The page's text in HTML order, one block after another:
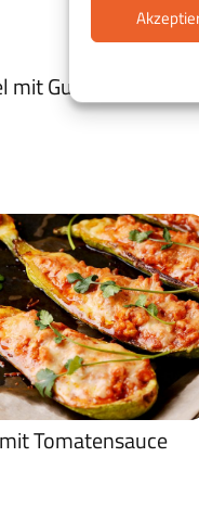
Gurkensalat
Tomatensauce